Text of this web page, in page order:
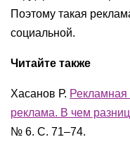
Поэтому такая
социальной.
Читайте также
Хасанов Р.
реклама. В чем
№ 6. С. 71–74.